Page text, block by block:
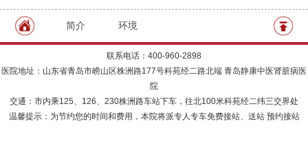
简介 环境
联系电话：400-960-2898
医院地址：山东省青岛市崂山区株洲路177号科苑经二路北端 青岛静康中医肾脏病医
院
交通：市内乘125、126、230株洲路车站下车，往北100米科苑经二纬三交界处
温馨提示：为节约您的时间和费用，本院将派专人专车免费接站、送站 预约接站